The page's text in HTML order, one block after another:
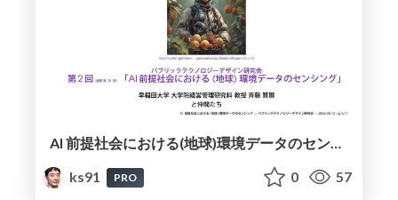
AI 前提社会における(地球)環境データのセンシング / Sensing of (Global) Environmental Data in an AI-Driven Society
ks91
PRO 0 57